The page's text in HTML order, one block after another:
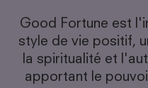
Good Fortune est
style de vie positif,
la spiritualité et
apportant le